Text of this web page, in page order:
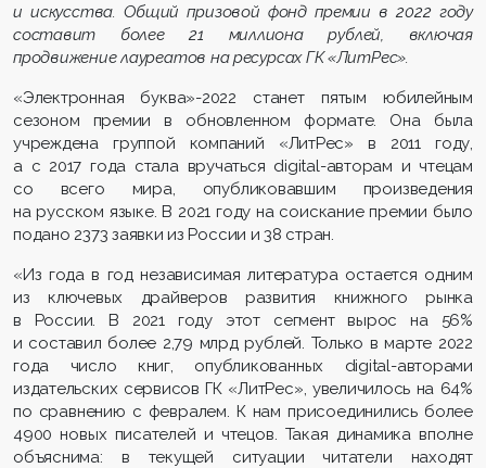
и искусства.Общий призовой фонд премии в 2022 году
составит более 21 миллиона рублей, включая
продвижение лауреатов на ресурсах ГК «ЛитРес».
«Электронная буква»-2022 станет пятым юбилейным
сезоном премии в обновленном формате. Она была
учреждена группой компаний «ЛитРес» в 2011 году,
а с 2017 года стала вручаться digital-авторам и чтецам
со всего мира, опубликовавшим произведения
на русском языке. В 2021 году на соискание премии было
подано 2373 заявки из России и 38 стран.
«Из года в год независимая литература остается одним
из ключевых драйверов развития книжного рынка
в России. В 2021 году этот сегмент вырос на 56%
и составил более 2,79 млрд рублей. Только в марте 2022
года число книг, опубликованных digital-авторами
издательских сервисов ГК «ЛитРес», увеличилось на 64%
по сравнению с февралем. К нам присоединились более
4900 новых писателей и чтецов. Такая динамика вполне
объяснима: в текущей ситуации читатели находят